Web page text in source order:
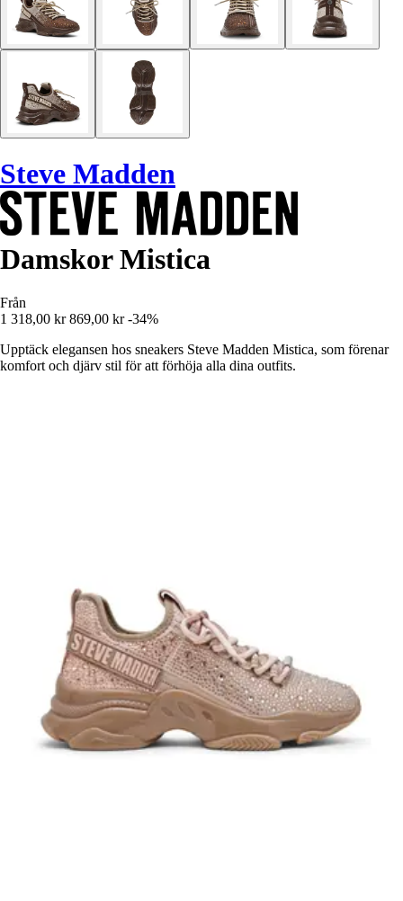
Steve Madden
Damskor Mistica
Från
1 318,00 kr 869,00 kr -34%
Upptäck elegansen hos sneakers Steve Madden Mistica, som förenar
komfort och djärv stil för att förhöja alla dina outfits.